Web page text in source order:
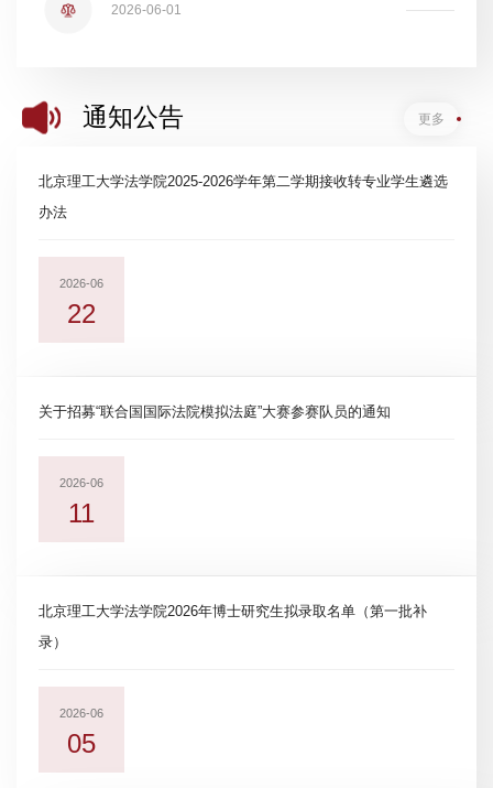
2026-06-01
通知公告 更多
北京理工大学法学院2025-2026学年第二学期接收转专业学生遴选
办法
2026-06
22
关于招募“联合国国际法院模拟法庭”大赛参赛队员的通知
2026-06
11
北京理工大学法学院2026年博士研究生拟录取名单（第一批补
录）
2026-06
05